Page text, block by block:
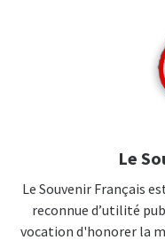
Le
Le Souvenir Français
reconnue d’utilité
vocation d'honorer la